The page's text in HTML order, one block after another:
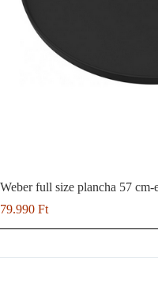
Weber full size plancha 57
79.990 Ft